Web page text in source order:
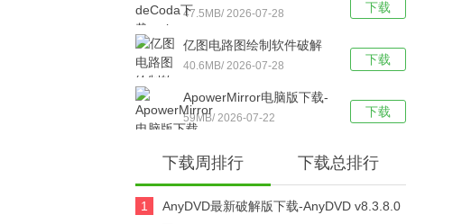
下载
zplane deCoda(音乐解码
学习软件) v1.0.3 官方版下
47.5MB/ 2026-07-28
下载
亿图电路图绘制软件破解
版下载-亿图电路图绘制软
件 v8.7.4 免费版下载
40.6MB/ 2026-07-28
下载
ApowerMirror电脑版下载-
ApowerMirror v1.4.5 免费
59MB/ 2026-07-22
下载周排行 下载总排行
1
AnyDVD最新破解版下载-AnyDVD v8.3.8.0